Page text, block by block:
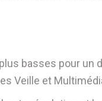
basses pour un
Veille et